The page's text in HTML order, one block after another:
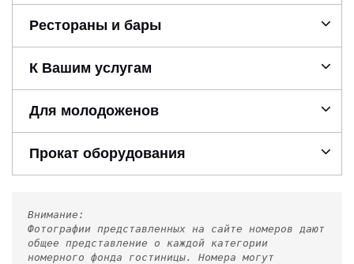
Рестораны и бары
К Вашим услугам
Для молодоженов
Прокат оборудования
Внимание:
Фотографии представленных на сайте номеров дают
общее представление о каждой категории
номерного фонда гостиницы. Номера могут